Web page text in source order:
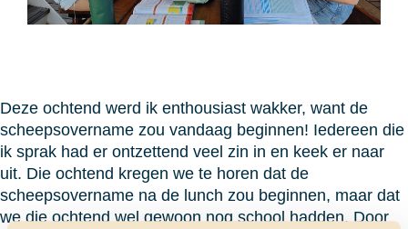
Deze ochtend werd ik enthousiast wakker, want de
scheepsovername zou vandaag beginnen! Iedereen die
ik sprak had er ontzettend veel zin in en keek er naar
uit. Die ochtend kregen we te horen dat de
scheepsovername na de lunch zou beginnen, maar dat
we die ochtend wel gewoon nog school hadden. Door